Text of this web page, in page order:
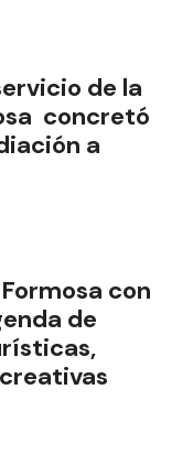
de la
concretó
a
con
de